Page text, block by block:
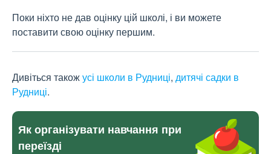
Поки ніхто не дав оцінку цій школі, і ви можете
поставити свою оцінку першим.
Дивіться такожусі школи в Рудниці, дитячі садки в
Рудниці.
Як організувати навчання при
переїзді